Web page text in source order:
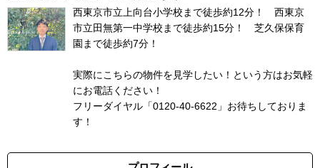
西東京市立上向台小学校まで徒歩約12分！ 西東京
市立田無第一中学校まで徒歩約15分！ 芝久保保育
園まで徒歩約7分！
実際にこちらの物件を見学したい！という方はお気軽
にお電話ください！
フリーダイヤル「0120-40-6622」お待ちしておりま
す！